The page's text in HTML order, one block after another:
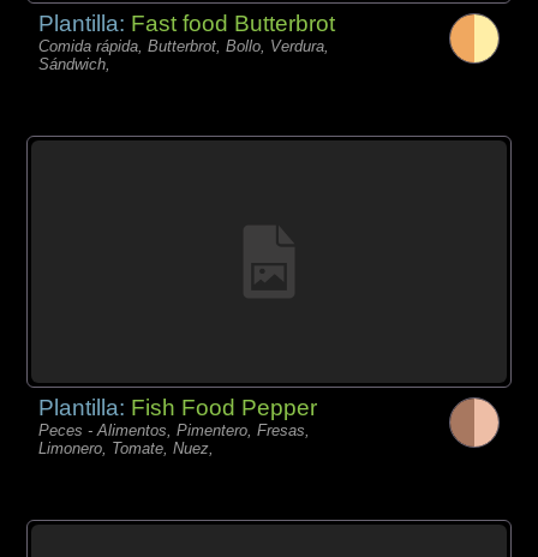
Plantilla: Fast food Butterbrot
Comida rápida, Butterbrot, Bollo, Verdura,
Sándwich,
Plantilla: Fish Food Pepper
Peces - Alimentos, Pimentero, Fresas,
Limonero, Tomate, Nuez,